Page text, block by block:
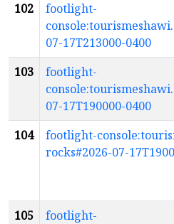
102
footlight-
07-17T213000-0400
103
footlight-
07-17T190000-0400
104
footlight-
rocks#2026-07-
105
footlight-